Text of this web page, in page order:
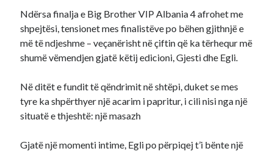
Ndërsa finalja e Big Brother VIP Albania 4 afrohet me
shpejtësi, tensionet mes finalistëve po bëhen gjithnjë e
më të ndjeshme – veçanërisht në çiftin që ka tërhequr më
shumë vëmendjen gjatë këtij edicioni, Gjesti dhe Egli.
Në ditët e fundit të qëndrimit në shtëpi, duket se mes
tyre ka shpërthyer një acarim i papritur, i cili nisi nga një
situatë e thjeshtë: një masazh
Gjatë një momenti intime, Egli po përpiqej t’i bënte një